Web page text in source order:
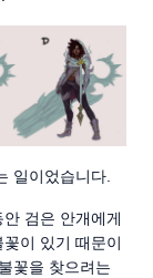
일이었습니다.
검은 안개에게
이 있기 때문이
꽃을 찾으려는